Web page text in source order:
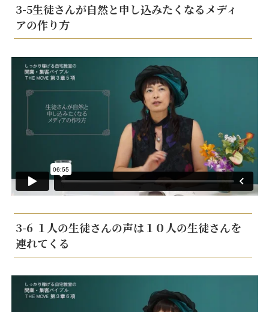
3-5生徒さんが自然と申し込みたくなるメディ
アの作り方
3-6 １人の生徒さんの声は１０人の生徒さんを
連れてくる